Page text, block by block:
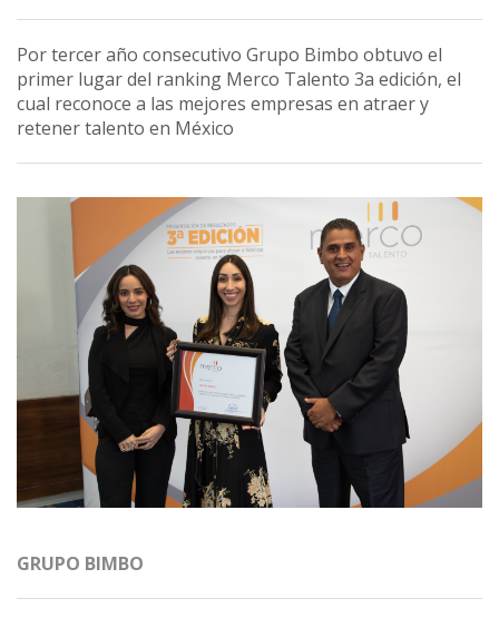
Por tercer año consecutivo Grupo Bimbo obtuvo el
primer lugar del ranking Merco Talento 3a edición, el
cual reconoce a las mejores empresas en atraer y
retener talento en México
GRUPO BIMBO